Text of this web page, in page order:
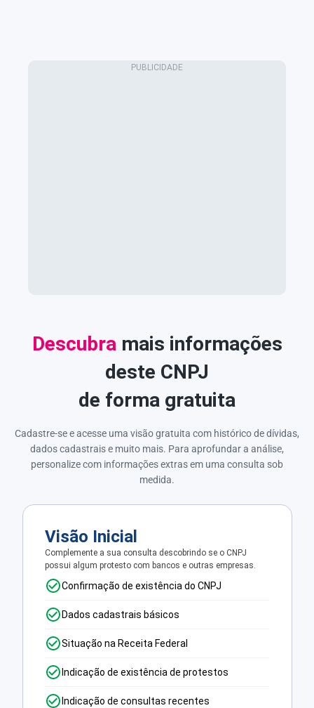
Descubra mais informações
deste CNPJ
de forma gratuita
Cadastre-se e acesse uma visão gratuita com histórico de dívidas,
dados cadastrais e muito mais. Para aprofundar a análise,
personalize com informações extras em uma consulta sob
medida.
Visão Inicial
Complemente a sua consulta descobrindo se o CNPJ
possui algum protesto com bancos e outras empresas.
Confirmação de existência do CNPJ
Dados cadastrais básicos
Situação na Receita Federal
Indicação de existência de protestos
Indicação de consultas recentes